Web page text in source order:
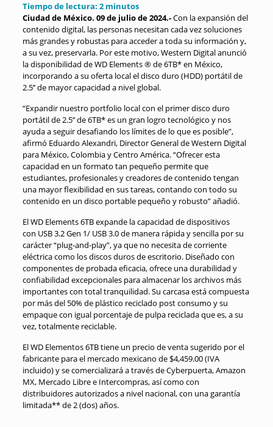
Tiempo de lectura: 2 minutos
Ciudad de México. 09 de julio de 2024.-Con la expansión del
contenido digital, las personas necesitan cada vez soluciones
más grandes y robustas para acceder a toda su información y,
a su vez, preservarla. Por este motivo, Western Digital anunció
la disponibilidad de WD Elements ® de 6TB* en México,
incorporando a su oferta local el disco duro (HDD) portátil de
2.5’’ de mayor capacidad a nivel global.
“Expandir nuestro portfolio local con el primer disco duro
portátil de 2.5’’ de 6TB* es un gran logro tecnológico y nos
ayuda a seguir desafiando los límites de lo que es posible”,
afirmó Eduardo Alexandri, Director General de Western Digital
para México, Colombia y Centro América. “Ofrecer esta
capacidad en un formato tan pequeño permite que
estudiantes, profesionales y creadores de contenido tengan
una mayor flexibilidad en sus tareas, contando con todo su
contenido en un disco portable pequeño y robusto” añadió.
El WD Elements 6TB expande la capacidad de dispositivos
con USB 3.2 Gen 1/ USB 3.0 de manera rápida y sencilla por su
carácter “plug-and-play”, ya que no necesita de corriente
eléctrica como los discos duros de escritorio. Diseñado con
componentes de probada eficacia, ofrece una durabilidad y
confiabilidad excepcionales para almacenar los archivos más
importantes con total tranquilidad. Su carcasa está compuesta
por más del 50% de plástico reciclado post consumo y su
empaque con igual porcentaje de pulpa reciclada que es, a su
vez, totalmente reciclable.
El WD Elementos 6TB tiene un precio de venta sugerido por el
fabricante para el mercado mexicano de $4,459.00 (IVA
incluido) y se comercializará a través de Cyberpuerta, Amazon
MX, Mercado Libre e Intercompras, así como con
distribuidores autorizados a nivel nacional, con una garantía
limitada** de 2 (dos) años.